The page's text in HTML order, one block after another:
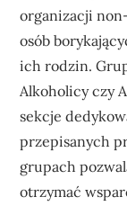
organizacji
osób
ich rodzin.
Alkoholicy czy
sekcje
przepisanych
grupach
otrzymać